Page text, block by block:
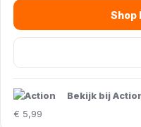
Shop
Bekijk bij
€ 5,99